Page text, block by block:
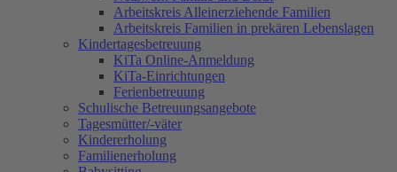
Arbeitskreis Alleinerziehende Familien
Arbeitskreis Familien in prekären Lebenslagen
Kindertagesbetreuung
KiTa Online-Anmeldung
KiTa-Einrichtungen
Ferienbetreuung
Schulische Betreuungsangebote
Tagesmütter/-väter
Kindererholung
Familienerholung